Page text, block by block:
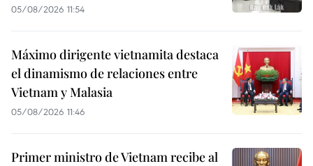
05/08/2026 11:54
Máximo dirigente vietnamita destaca
el dinamismo de relaciones entre
Vietnam y Malasia
05/08/2026 11:46
Primer ministro de Vietnam recibe al